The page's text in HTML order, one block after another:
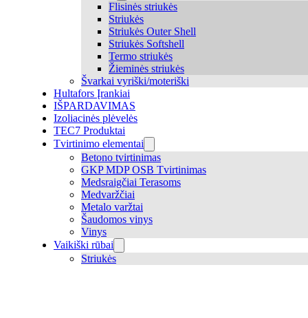
Flisinės striukės
Striukės
Striukės Outer Shell
Striukės Softshell
Termo striukės
Žieminės striukės
Švarkai vyriški/moteriški
Hultafors Įrankiai
IŠPARDAVIMAS
Izoliacinės plėvelės
TEC7 Produktai
Tvirtinimo elementai
Betono tvirtinimas
GKP MDP OSB Tvirtinimas
Medsraigčiai Terasoms
Medvaržčiai
Metalo varžtai
Šaudomos vinys
Vinys
Vaikiški rūbai
Striukės